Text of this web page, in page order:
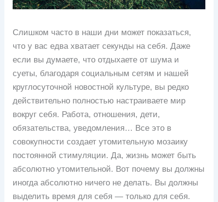
Слишком часто в наши дни может показаться,
что у вас едва хватает секунды на себя. Даже
если вы думаете, что отдыхаете от шума и
суеты, благодаря социальным сетям и нашей
круглосуточной новостной культуре, вы редко
действительно полностью настраиваете мир
вокруг себя. Работа, отношения, дети,
обязательства, уведомления… Все это в
совокупности создает утомительную мозаику
постоянной стимуляции. Да, жизнь может быть
абсолютно утомительной. Вот почему вы должны
иногда абсолютно ничего не делать. Вы должны
выделить время для себя — только для себя.